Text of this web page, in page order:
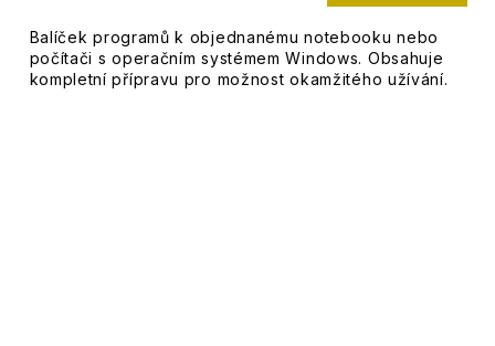
Balíček programů k objednanému notebooku nebo
počítači s operačním systémem Windows. Obsahuje
kompletní přípravu pro možnost okamžitého užívání.